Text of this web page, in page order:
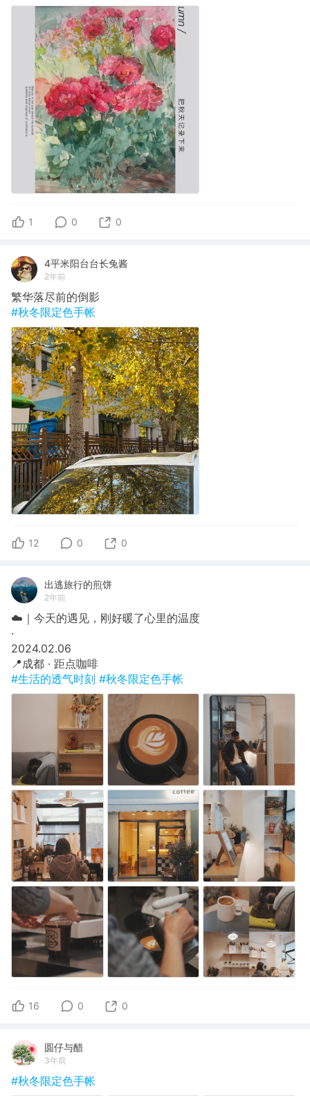
1 0 0
4平米阳台台长兔酱
2年前
繁华落尽前的倒影
#秋冬限定色手帐
12 0 0
出逃旅行的煎饼
2年前
☁️｜今天的遇见，刚好暖了心里的温度
​·
​2024.02.06
​📍成都 · 距点咖啡
#生活的透气时刻 #秋冬限定色手帐
16 0 0
圆仔与醋
3年前
#秋冬限定色手帐